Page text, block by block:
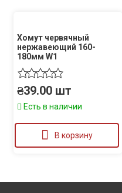
Хомут червячный
нержавеющий 160-
180мм W1
₴39.00 шт
Есть в наличии
В корзину